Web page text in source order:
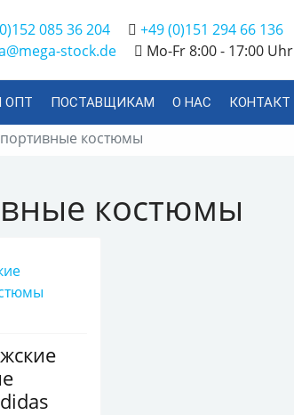
085 36 204
+49 (0)151 294 66 136
stock.de
Mo-Fr 8:00 - 17:00 Uhr
ОПТ ПОСТАВЩИКАМ О НАС КОНТАКТ
костюмы
костюмы